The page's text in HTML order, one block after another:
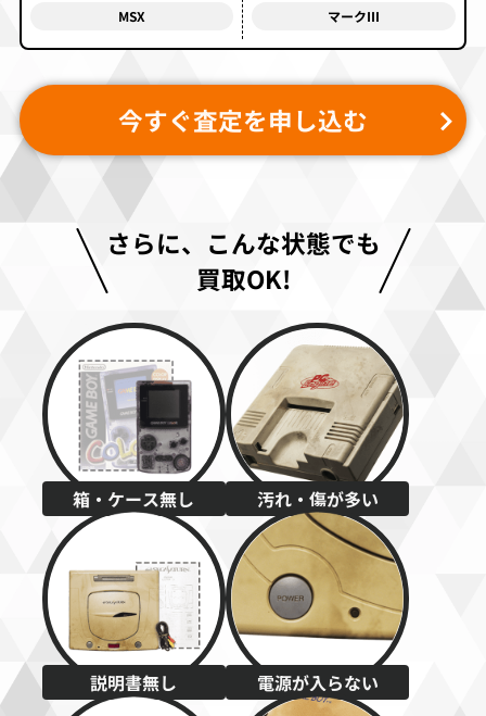
MSX マークⅢ
今すぐ査定を申し込む
さらに、こんな状態でも
買取OK!
箱・ケース無し 汚れ・傷が多い
説明書無し 電源が入らない